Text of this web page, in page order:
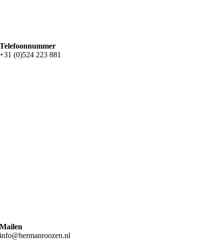
Telefoonnummer
+31 (0)524 223 881
Mailen
info@hermanroozen.nl